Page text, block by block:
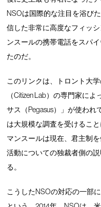
NSOは国際的な注目を浴び
信した非常に高度なフィッ
ンスールの携帯電話をスパ
たのだ。
このリンクは、トロント大
（Citizen Lab）の専門家に
サス（Pegasus）」が使わ
は大規模な調査を受けるこ
マンスールは現在、君主制
活動についての独裁者側の
る。
こうしたNSOの対応の一部